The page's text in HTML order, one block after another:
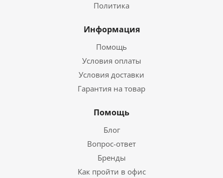
Политика
Информация
Помощь
Условия оплаты
Условия доставки
Гарантия на товар
Помощь
Блог
Вопрос-ответ
Бренды
Как пройти в офис